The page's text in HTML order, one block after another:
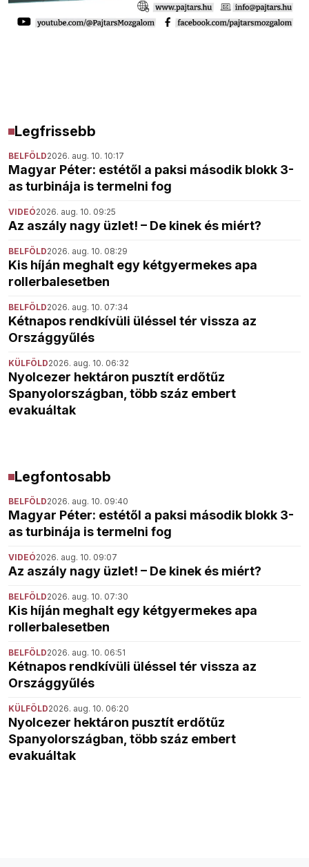
Legfrissebb
BELFÖLD2026. aug. 10. 10:17
Magyar Péter: estétől a paksi második blokk 3-
as turbinája is termelni fog
VIDEÓ2026. aug. 10. 09:25
Az aszály nagy üzlet! – De kinek és miért?
BELFÖLD2026. aug. 10. 08:29
Kis híján meghalt egy kétgyermekes apa
rollerbalesetben
BELFÖLD2026. aug. 10. 07:34
Kétnapos rendkívüli üléssel tér vissza az
Országgyűlés
KÜLFÖLD2026. aug. 10. 06:32
Nyolcezer hektáron pusztít erdőtűz
Spanyolországban, több száz embert
evakuáltak
Legfontosabb
BELFÖLD2026. aug. 10. 09:40
Magyar Péter: estétől a paksi második blokk 3-
as turbinája is termelni fog
VIDEÓ2026. aug. 10. 09:07
Az aszály nagy üzlet! – De kinek és miért?
BELFÖLD2026. aug. 10. 07:30
Kis híján meghalt egy kétgyermekes apa
rollerbalesetben
BELFÖLD2026. aug. 10. 06:51
Kétnapos rendkívüli üléssel tér vissza az
Országgyűlés
KÜLFÖLD2026. aug. 10. 06:20
Nyolcezer hektáron pusztít erdőtűz
Spanyolországban, több száz embert
evakuáltak